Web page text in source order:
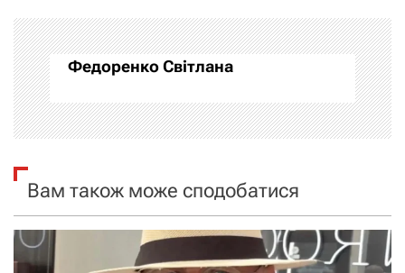
а
ц
і
я
з
а
п
Федоренко Світлана
Вам також може сподобатися